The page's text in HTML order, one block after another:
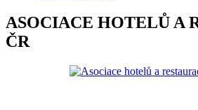
ASOCIACE HOTELŮ A
ČR